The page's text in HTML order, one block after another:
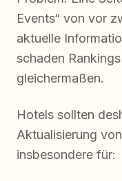
Events“ von vor
aktuelle
schaden
gleichermaßen.
Hotels sollten
Aktualisierung
insbesondere für: